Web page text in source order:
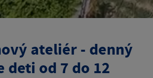
ateliér - denný
deti od 7 do 12